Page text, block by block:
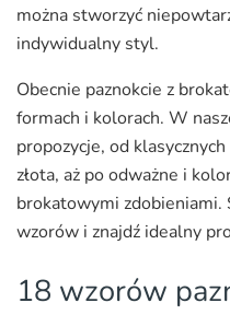
można stworzyć
indywidualny styl.
Obecnie paznokcie z
formach i kolorach. W
propozycje, od
złota, aż po odważne i
brokatowymi zdobieniami.
wzorów i znajdź idealny
18 wzorów